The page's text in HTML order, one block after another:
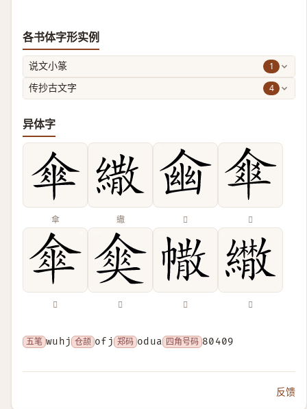
各书体字形实例
说文小篆 1
传抄古文字 4
异体字
傘 繖 𠋔 𠌂
𠍘 𡙫 𢄻 𦇕
五笔 wuhj 仓颉 ofj 郑码 odua 四角号码 80409
反馈